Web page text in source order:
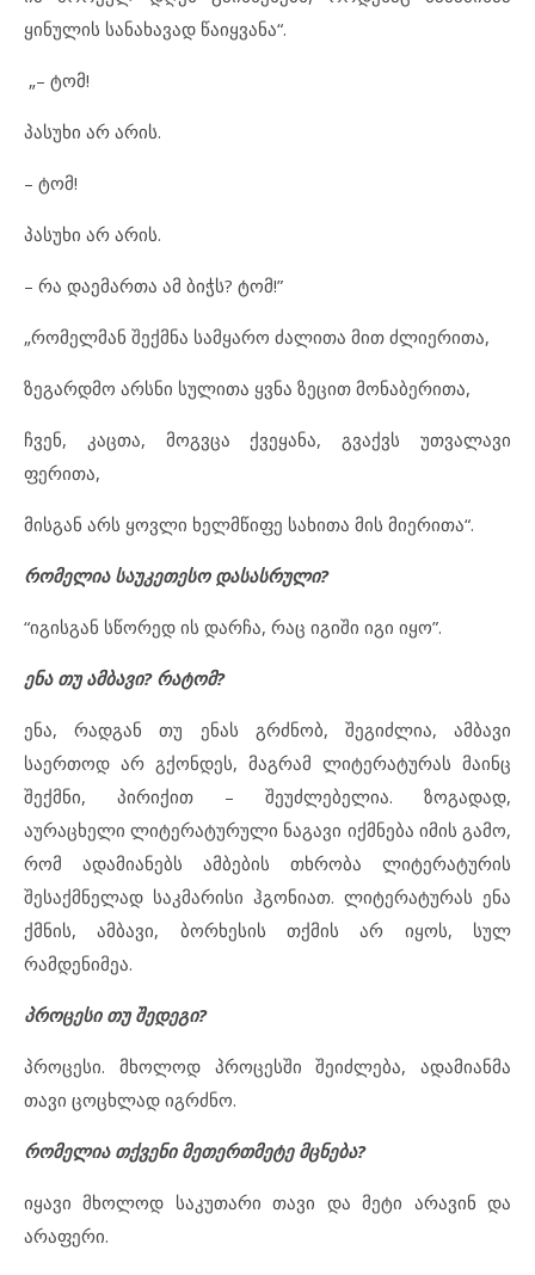
ყინულის სანახავად წაიყვანა“.
„– ტომ!
პასუხი არ არის.
– ტომ!
პასუხი არ არის.
– რა დაემართა ამ ბიჭს? ტომ!”
„რომელმან შექმნა სამყარო ძალითა მით ძლიერითა,
ზეგარდმო არსნი სულითა ყვნა ზეცით მონაბერითა,
ჩვენ, კაცთა, მოგვცა ქვეყანა, გვაქვს უთვალავი
ფერითა,
მისგან არს ყოვლი ხელმწიფე სახითა მის მიერითა“.
რომელია საუკეთესო დასასრული?
“იგისგან სწორედ ის დარჩა, რაც იგიში იგი იყო”.
ენა თუ ამბავი? რატომ?
ენა, რადგან თუ ენას გრძნობ, შეგიძლია, ამბავი
საერთოდ არ გქონდეს, მაგრამ ლიტერატურას მაინც
შექმნი, პირიქით – შეუძლებელია. ზოგადად,
აურაცხელი ლიტერატურული ნაგავი იქმნება იმის გამო,
რომ ადამიანებს ამბების თხრობა ლიტერატურის
შესაქმნელად საკმარისი ჰგონიათ. ლიტერატურას ენა
ქმნის, ამბავი, ბორხესის თქმის არ იყოს, სულ
რამდენიმეა.
პროცესი თუ შედეგი?
პროცესი. მხოლოდ პროცესში შეიძლება, ადამიანმა
თავი ცოცხლად იგრძნო.
რომელია თქვენი მეთერთმეტე მცნება?
იყავი მხოლოდ საკუთარი თავი და მეტი არავინ და
არაფერი.